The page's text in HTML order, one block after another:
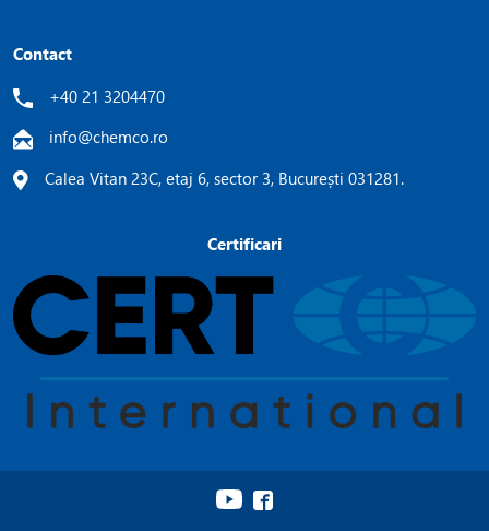
Contact
+40 21 3204470
info@chemco.ro
Calea Vitan 23C, etaj 6, sector 3, București 031281.
Certificari